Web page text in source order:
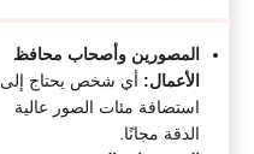
المصورين وأصحاب محافظ
الأعمال: أي شخص يحتاج إلى
استضافة مئات الصور عالية
الدقة مجانًا.